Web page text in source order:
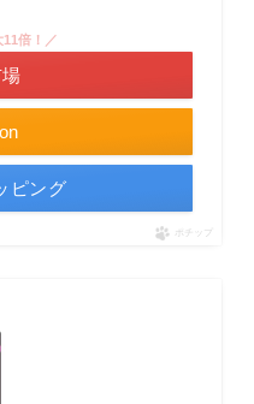
11倍！／
ピング
ポチップ